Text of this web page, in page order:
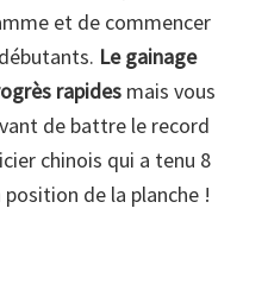
et de commencer
Le gainage
rapides mais vous
de battre le record
chinois qui a tenu 8
de la planche !